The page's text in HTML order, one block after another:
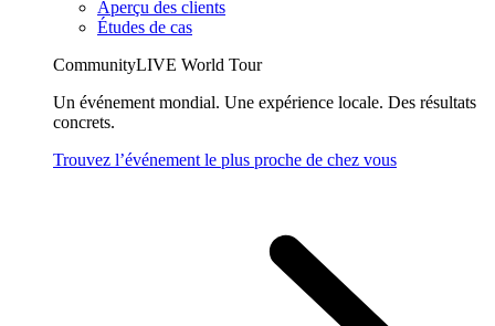
Aperçu des clients
Études de cas
CommunityLIVE World Tour
Un événement mondial. Une expérience locale. Des résultats
concrets.
Trouvez l’événement le plus proche de chez vous